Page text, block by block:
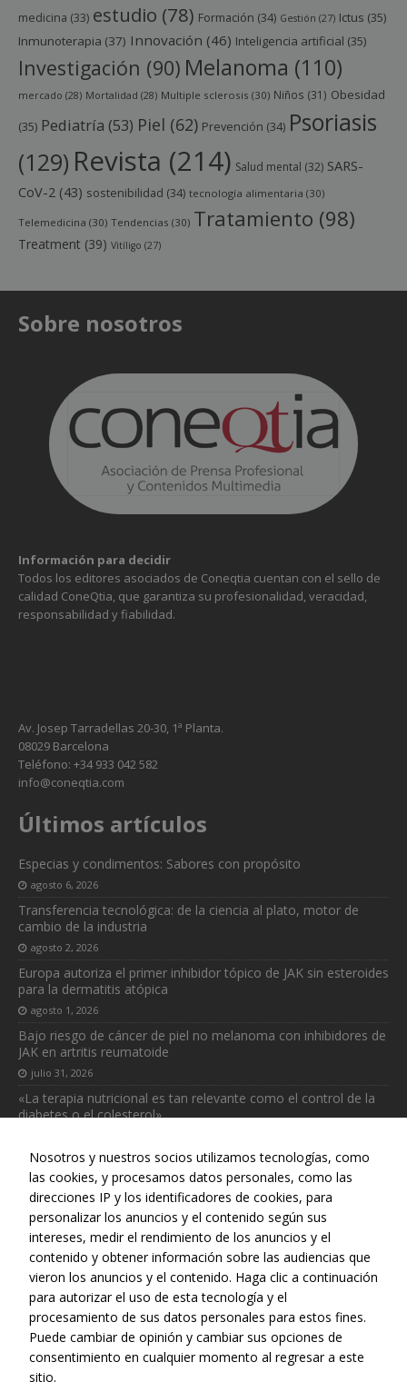
medicina (33) estudio (78) Formación (34) Gestión (27) Ictus (35)
Inmunoterapia (37) Innovación (46) Inteligencia artificial (35)
Investigación (90) Melanoma (110)
mercado (28) Mortalidad (28) Multiple sclerosis (30) Niños (31) Obesidad
(35) Pediatría (53) Piel (62) Prevención (34) Psoriasis
(129) Revista (214) Salud mental (32) SARS-
CoV-2 (43) sostenibilidad (34) tecnología alimentaria (30)
Telemedicina (30) Tendencias (30) Tratamiento (98)
Treatment (39) Vitíligo (27)
Sobre nosotros
Información para decidir
Todos los editores asociados de Coneqtia cuentan con el sello de
calidad ConeQtia, que garantiza su profesionalidad, veracidad,
responsabilidad y fiabilidad.
Av. Josep Tarradellas 20-30, 1ª Planta.
08029 Barcelona
Teléfono: +34 933 042 582
info@coneqtia.com
Últimos artículos
Especias y condimentos: Sabores con propósito
agosto 6, 2026
Transferencia tecnológica: de la ciencia al plato, motor de
cambio de la industria
agosto 2, 2026
Europa autoriza el primer inhibidor tópico de JAK sin esteroides
para la dermatitis atópica
agosto 1, 2026
Bajo riesgo de cáncer de piel no melanoma con inhibidores de
JAK en artritis reumatoide
julio 31, 2026
«La terapia nutricional es tan relevante como el control de la
diabetes o el colesterol»
Web realizada con el patrocinio del Centro Español de Derechos
Reprográficos
Nosotros y nuestros socios utilizamos tecnologías, como
las cookies, y procesamos datos personales, como las
direcciones IP y los identificadores de cookies, para
personalizar los anuncios y el contenido según sus
intereses, medir el rendimiento de los anuncios y el
contenido y obtener información sobre las audiencias que
vieron los anuncios y el contenido. Haga clic a continuación
para autorizar el uso de esta tecnología y el
procesamiento de sus datos personales para estos fines.
Puede cambiar de opinión y cambiar sus opciones de
consentimiento en cualquier momento al regresar a este
sitio.
Necesarias
Estas
cookies no
son
opcionales.
Son
necesarias